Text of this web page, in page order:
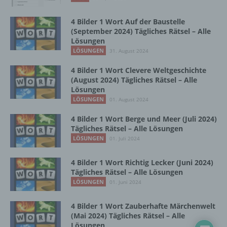
4 Bilder 1 Wort Auf der Baustelle
(September 2024) Tägliches Rätsel – Alle
Lösungen
LÖSUNGEN 31. August 2024
4 Bilder 1 Wort Clevere Weltgeschichte
(August 2024) Tägliches Rätsel – Alle
Lösungen
LÖSUNGEN 01. August 2024
4 Bilder 1 Wort Berge und Meer (Juli 2024)
Tägliches Rätsel – Alle Lösungen
LÖSUNGEN 01. Juli 2024
4 Bilder 1 Wort Richtig Lecker (Juni 2024)
Tägliches Rätsel – Alle Lösungen
LÖSUNGEN 01. Juni 2024
4 Bilder 1 Wort Zauberhafte Märchenwelt
(Mai 2024) Tägliches Rätsel – Alle
Markierung gespeicherter
personenbezogener Daten mit dem Ziel, ihre
künftige Verarbeitung einzuschränken.
e) Profiling
Profiling ist jede Art der automatisierten
darin besteht, dass diese
personenbezogenen Daten verwendet
werden, um bestimmte persönliche Aspekte,
die sich auf eine natürliche Person beziehen,
zu bewerten, insbesondere, um Aspekte
bezüglich Arbeitsleistung, wirtschaftlicher
Lage, Gesundheit, persönlicher Vorlieben,
Interessen, Zuverlässigkeit, Verhalten,
Aufenthaltsort oder Ortswechsel dieser
natürlichen Person zu analysieren oder
vorherzusagen.